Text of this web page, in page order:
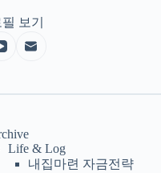
보기
Life & Log
내집마련 자금전략